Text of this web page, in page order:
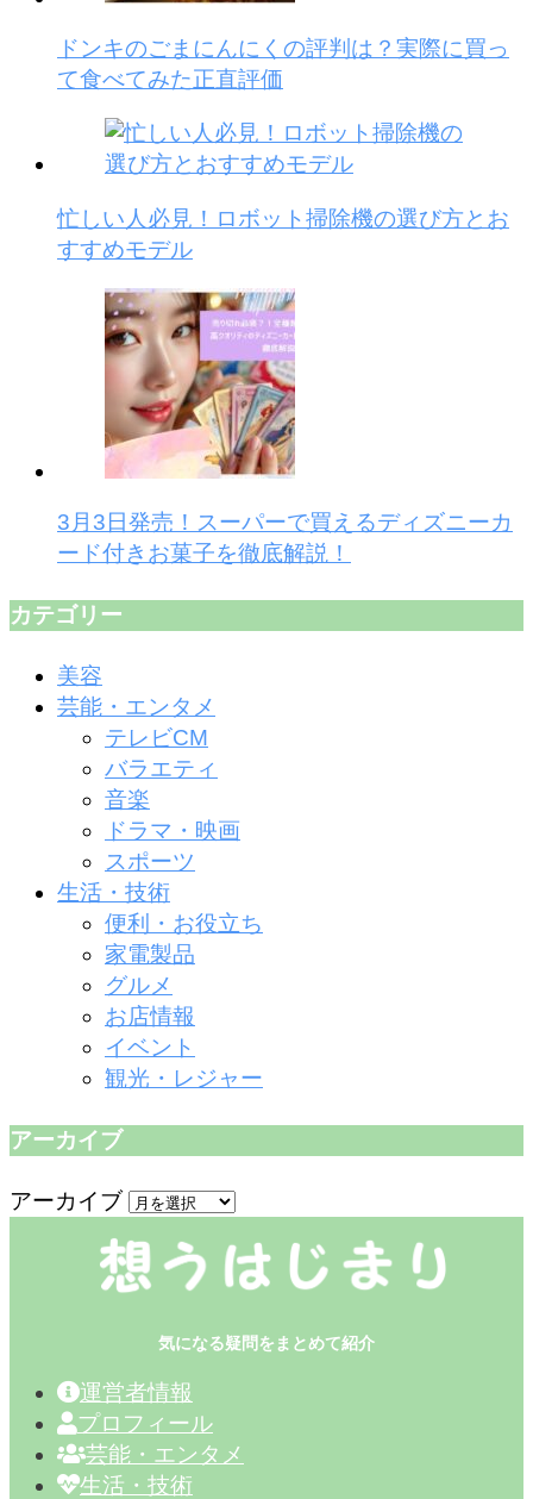
ドンキのごまにんにくの評判は？実際に買っ
て食べてみた正直評価
忙しい人必見！ロボット掃除機の選び方とお
すすめモデル
3月3日発売！スーパーで買えるディズニーカ
ード付きお菓子を徹底解説！
カテゴリー
美容
芸能・エンタメ
テレビCM
バラエティ
音楽
ドラマ・映画
スポーツ
生活・技術
便利・お役立ち
家電製品
グルメ
お店情報
イベント
観光・レジャー
アーカイブ
アーカイブ
気になる疑問をまとめて紹介
運営者情報
プロフィール
芸能・エンタメ
生活・技術